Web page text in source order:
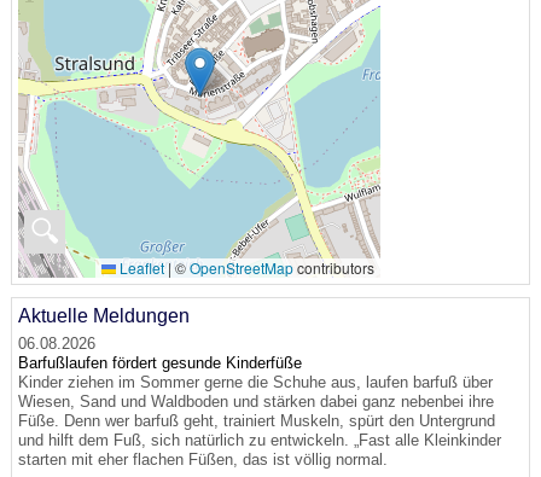
🔍
Leaflet |©OpenStreetMapcontributors
Aktuelle Meldungen
06.08.2026
Barfußlaufen fördert gesunde Kinderfüße
Kinder ziehen im Sommer gerne die Schuhe aus, laufen barfuß über
Wiesen, Sand und Waldboden und stärken dabei ganz nebenbei ihre
Füße. Denn wer barfuß geht, trainiert Muskeln, spürt den Untergrund
und hilft dem Fuß, sich natürlich zu entwickeln. „Fast alle Kleinkinder
starten mit eher flachen Füßen, das ist völlig normal.